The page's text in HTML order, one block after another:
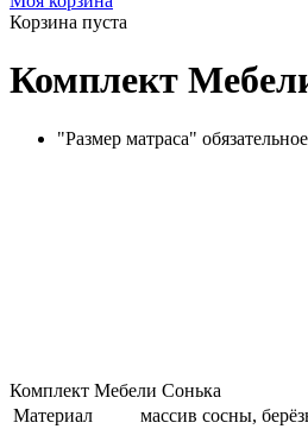
Корзина пуста
Комплект
"Размер матраса"
Комплект Мебели Сонька
Материал
массив сосны,